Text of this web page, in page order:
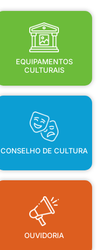
EQUIPAMENTOS
CULTURAIS
EQUIPAMENTOS
CULTURAIS
CONSELHO DE CULTURA
CONSELHO DE CULTURA
OUVIDORIA
OUVIDORIA